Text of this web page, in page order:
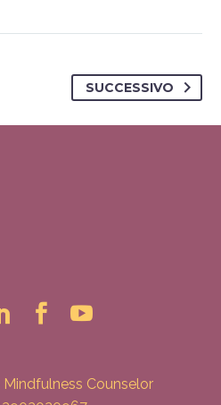
SUCCESSIVO
Mindfulness Counselor